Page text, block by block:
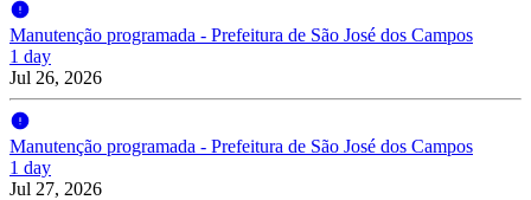
Manutenção programada - Prefeitura de São José dos Campos
1 day
Jul 26, 2026
Manutenção programada - Prefeitura de São José dos Campos
1 day
Jul 27, 2026